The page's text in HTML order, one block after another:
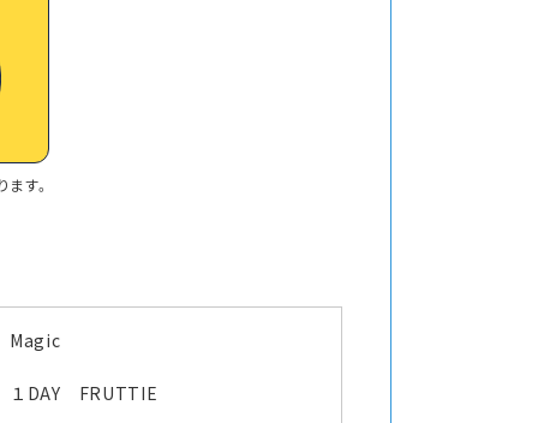
す。
Magic
１DAY FRUTTIE